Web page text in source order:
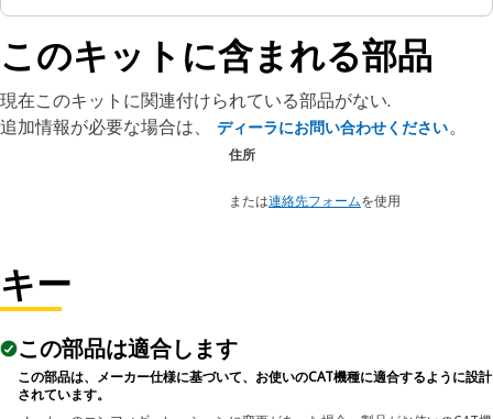
このキットに含まれる部品
現在このキットに関連付けられている部品がない.
追加情報が必要な場合は、
ディーラにお問い合わせください
住所
または連絡先フォームを使用
。
キー
この部品は適合します
この部品は、メーカー仕様に基づいて、お使いのCAT機種に適合するように設計
されています。